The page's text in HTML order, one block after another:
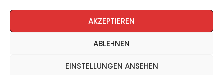
AKZEPTIEREN
ABLEHNEN
EINSTELLUNGEN ANSEHEN
Cookie-Richtlinie